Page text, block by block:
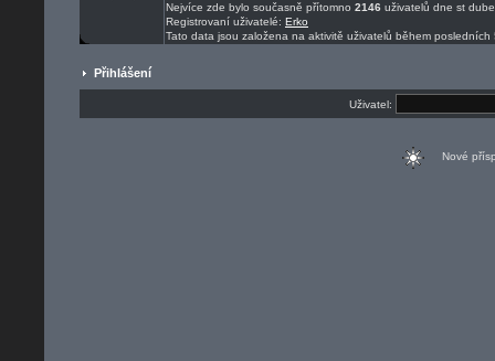
Nejvíce zde bylo současně přítomno 2146 uživatelů dne st
Registrovaní uživatelé: Erko
Tato data jsou založena na aktivitě uživatelů během posledních
Přihlášení
Uživatel:
Nové